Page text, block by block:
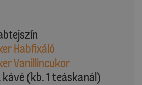
Habfixáló
Vanillincukor
(kb. 1 teáskanál)